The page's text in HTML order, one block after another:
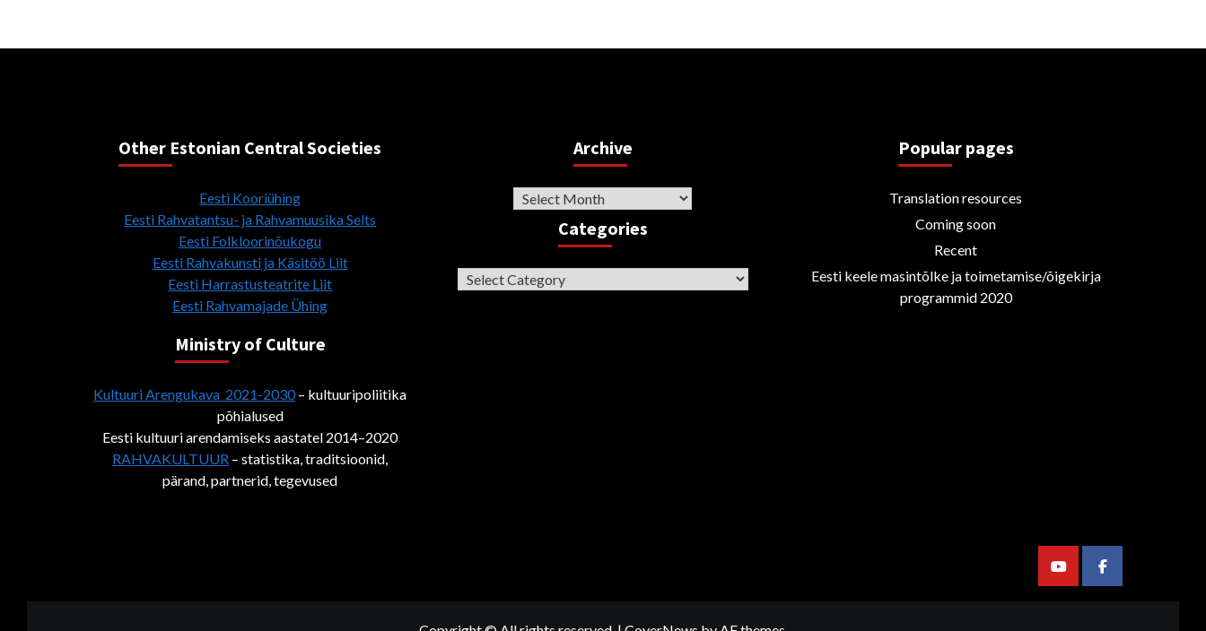
Other Estonian Central Societies
Eesti Kooriühing
Eesti Rahvatantsu- ja Rahvamuusika Selts
Eesti Folkloorinõukogu
Eesti Rahvakunsti ja Käsitöö Liit
Eesti Harrastusteatrite Liit
Eesti Rahvamajade Ühing
Ministry of Culture
Kultuuri Arengukava 2021-2030– kultuuripoliitika
põhialused
Eesti kultuuri arendamiseks aastatel 2014–2020
RAHVAKULTUUR – statistika, traditsioonid,
pärand, partnerid, tegevused
Archive
Archive
Categories
Categories
Popular pages
Translation resources
Coming soon
Recent
Eesti keele masintõlke ja toimetamise/õigekirja
programmid 2020
YoutubeFacebook